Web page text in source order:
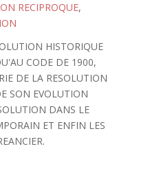
RECIPROQUE,
HISTORIQUE
CODE DE 1900,
DE LA RESOLUTION
SON EVOLUTION
DANS LE
ET ENFIN LES